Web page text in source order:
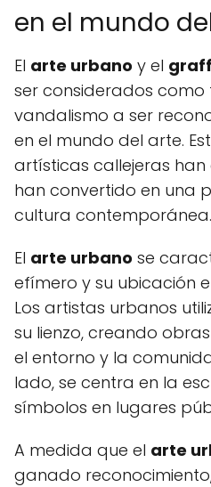
en el mundo
El arte urbano y el
ser considerados
vandalismo a ser
en el mundo del arte.
artísticas callejeras han
han convertido en una
cultura contemporánea.
El arte urbano se
efímero y su ubicación
Los artistas urbanos
su lienzo, creando
el entorno y la
lado, se centra en la
símbolos en lugares
A medida que el arte
ganado